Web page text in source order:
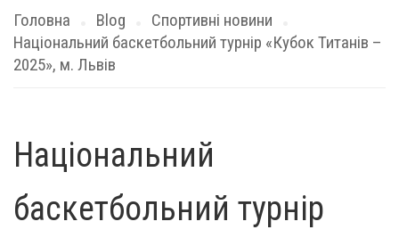
Головна Blog
Спортивні новини
Національний баскетбольний турнір «Кубок Титанів –
2025», м. Львів
Національний
баскетбольний турнір